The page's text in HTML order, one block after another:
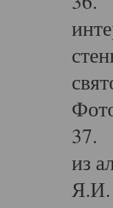
37.
из
Я.И.